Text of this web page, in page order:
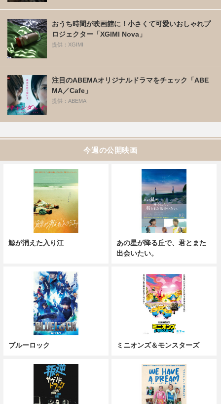
おうち時間が映画館に！小さくて可愛いおしゃれプ
ロジェクター「XGIMI Nova」
提供：XGIMI
注目のABEMAオリジナルドラマをチェック「ABE
MA／Cafe」
提供：ABEMA
今週の公開映画
鯨が消えた入り江
あの星が降る丘で、君とまた
出会いたい。
ブルーロック ミニオンズ＆モンスターズ